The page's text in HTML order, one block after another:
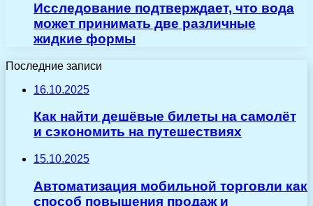
Исследование подтверждает, что вода
может принимать две различные
жидкие формы
Последние записи
16.10.2025
Как найти дешёвые билеты на самолёт
и сэкономить на путешествиях
15.10.2025
Автоматизация мобильной торговли как
способ повышения продаж и